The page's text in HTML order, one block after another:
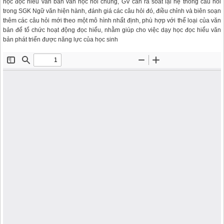
học đọc hiểu văn bản văn học nói chung, GV cần rà soát lại hệ thống câu hỏi
trong SGK Ngữ văn hiện hành, đánh giá các câu hỏi đó, điều chỉnh và biên soạn
thêm các câu hỏi mới theo một mô hình nhất định, phù hợp với thể loại của văn
bản để tổ chức hoạt động đọc hiểu, nhằm giúp cho việc dạy học đọc hiểu văn
bản phát triển được năng lực của học sinh